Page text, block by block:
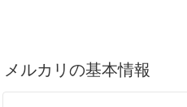
メルカリの基本情報